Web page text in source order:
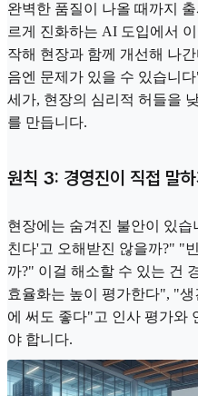
완벽한 품질이 나올 때까지
르게 진화하는 AI 도입에서
작해 현장과 함께 개선해 나
음엔 문제가 있을 수 있습니
세가, 현장의 심리적 허들을
를 만듭니다.
원칙 3: 경영진이 직접 말
현장에는 숨겨진 불안이 있습
친다'고 오해받진 않을까?" "
까?" 이걸 해소할 수 있는 건
효율화는 높이 평가한다", "
에 써도 좋다"고 인사 평가와
야 합니다.